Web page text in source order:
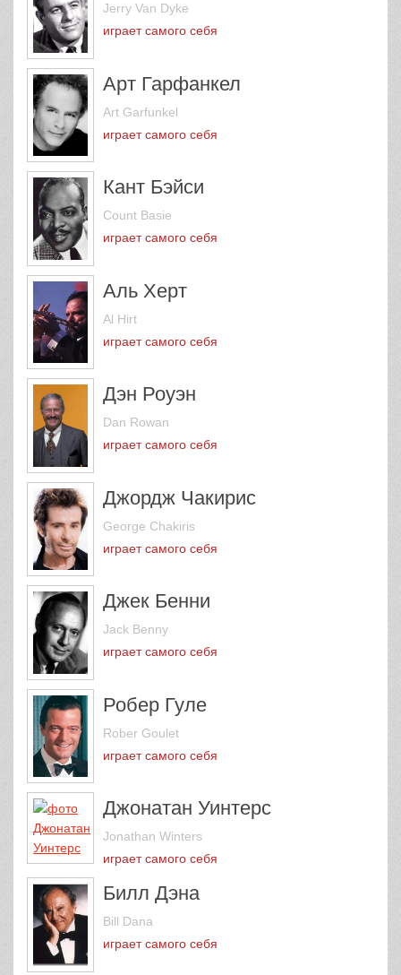
Jerry Van Dyke
играет самого себя
Арт Гарфанкел
Art Garfunkel
играет самого себя
Кант Бэйси
Count Basie
играет самого себя
Аль Херт
Al Hirt
играет самого себя
Дэн Роуэн
Dan Rowan
играет самого себя
Джордж Чакирис
George Chakiris
играет самого себя
Джек Бенни
Jack Benny
играет самого себя
Робер Гуле
Rober Goulet
играет самого себя
Джонатан Уинтерс
Jonathan Winters
играет самого себя
Билл Дэна
Bill Dana
играет самого себя